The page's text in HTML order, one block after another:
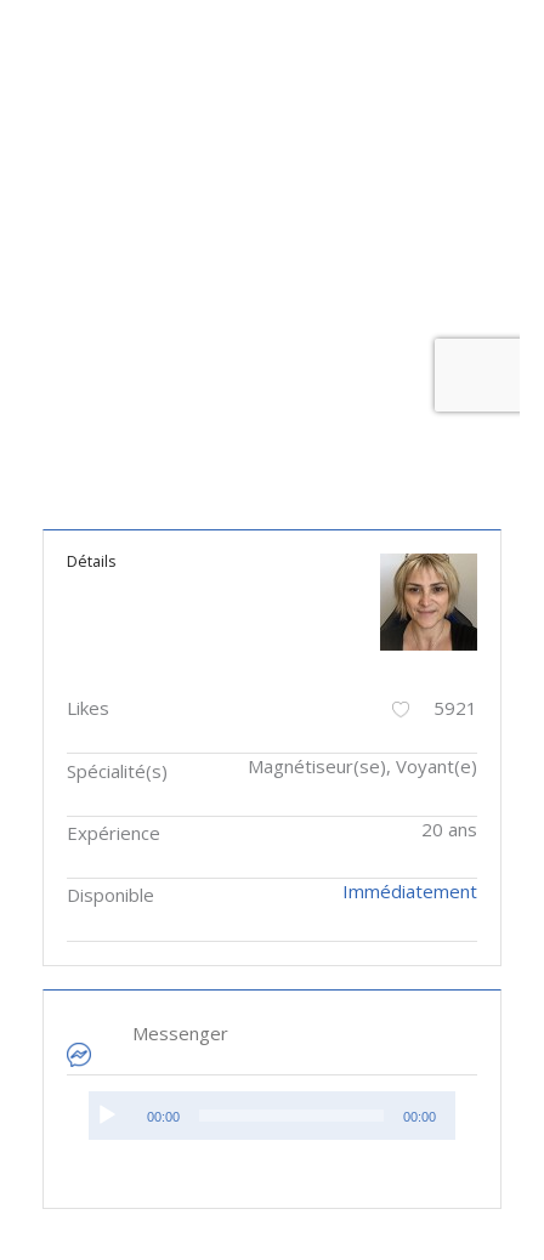
Détails
Likes 5921
Spécialité(s) Magnétiseur(se), Voyant(e)
Expérience 20 ans
Disponible Immédiatement
Messenger
00:00 00:00